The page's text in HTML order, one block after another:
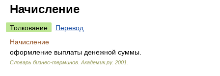
Начисление
Толкование
Перевод
Начисление
оформление выплаты денежной суммы.
Словарь бизнес-терминов. Академик.ру. 2001